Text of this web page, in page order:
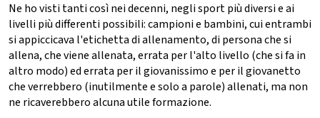
Ne ho visti tanti così nei decenni, negli sport più diversi e ai
livelli più differenti possibili: campioni e bambini, cui entrambi
si appiccicava l'etichetta di allenamento, di persona che si
allena, che viene allenata, errata per l'alto livello (che si fa in
altro modo) ed errata per il giovanissimo e per il giovanetto
che verrebbero (inutilmente e solo a parole) allenati, ma non
ne ricaverebbero alcuna utile formazione.